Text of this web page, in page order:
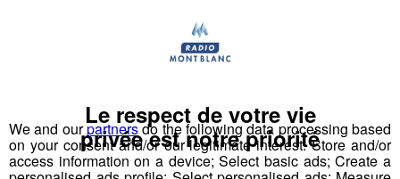
We and ourpartnersdo the following data processing based
on your consent and/or our legitimate interest: Store and/or
access information on a device; Select basic ads; Create a
Le respect de votre vie
privée est notre priorité